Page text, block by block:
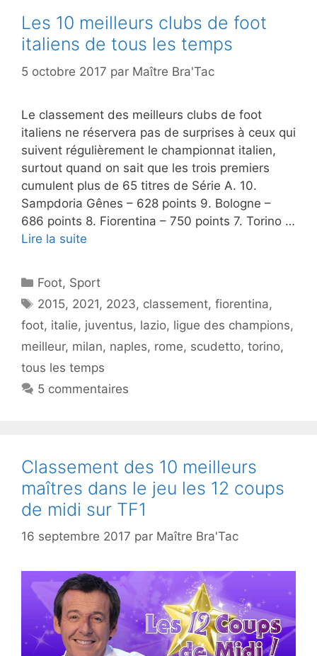
Les 10 meilleurs clubs de foot
italiens de tous les temps
5 octobre 2017 par Maître Bra'Tac
Le classement des meilleurs clubs de foot
italiens ne réservera pas de surprises à ceux qui
suivent régulièrement le championnat italien,
surtout quand on sait que les trois premiers
cumulent plus de 65 titres de Série A. 10.
Sampdoria Gênes – 628 points 9. Bologne –
686 points 8. Fiorentina – 750 points 7. Torino …
Lire la suite
Catégories
Foot, Sport
Étiquettes
2015, 2021, 2023, classement,fiorentina,
foot, italie, juventus, lazio, ligue des champions,
meilleur, milan, naples, rome, scudetto, torino,
tous les temps
5 commentaires
Classement des 10 meilleurs
maîtres dans le jeu les 12 coups
de midi sur TF1
16 septembre 2017 par Maître Bra'Tac